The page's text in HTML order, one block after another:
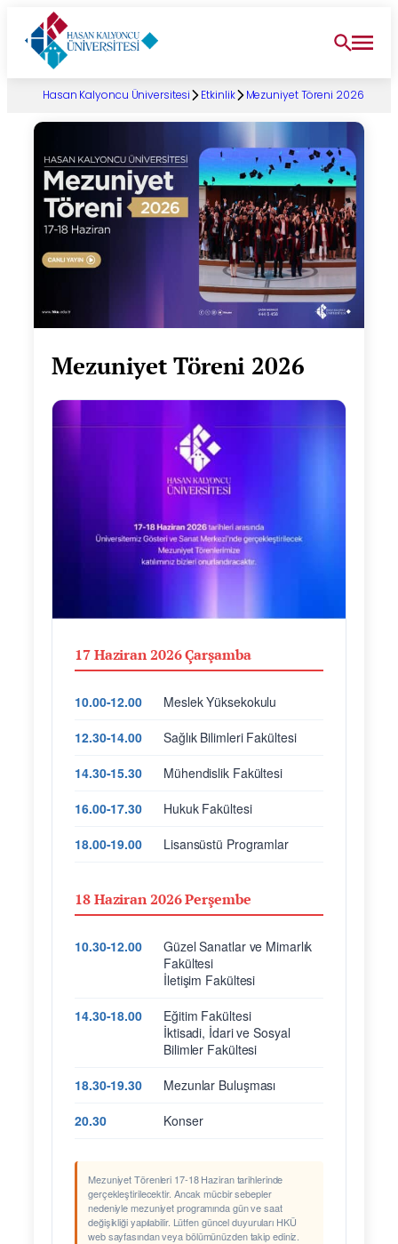
İçeriğe
Hasan Kalyoncu Üniversitesi Etkinlik Mezuniyet Töreni 2026
Mezuniyet Töreni 2026
17 Haziran 2026 Çarşamba
10.00-12.00
Meslek Yüksekokulu
12.30-14.00
Sağlık Bilimleri Fakültesi
14.30-15.30
Mühendislik Fakültesi
16.00-17.30
Hukuk Fakültesi
18.00-19.00
Lisansüstü Programlar
18 Haziran 2026 Perşembe
10.30-12.00
Güzel Sanatlar ve Mimarlık
Fakültesi
İletişim Fakültesi
14.30-18.00
Eğitim Fakültesi
İktisadi, İdari ve Sosyal
Bilimler Fakültesi
18.30-19.30
Mezunlar Buluşması
20.30
Konser
Mezuniyet Törenleri 17-18 Haziran tarihlerinde
gerçekleştirilecektir. Ancak mücbir sebepler
nedeniyle mezuniyet programında gün ve saat
değişikliği yapılabilir. Lütfen güncel duyuruları HKÜ
web sayfasından veya bölümünüzden takip ediniz.